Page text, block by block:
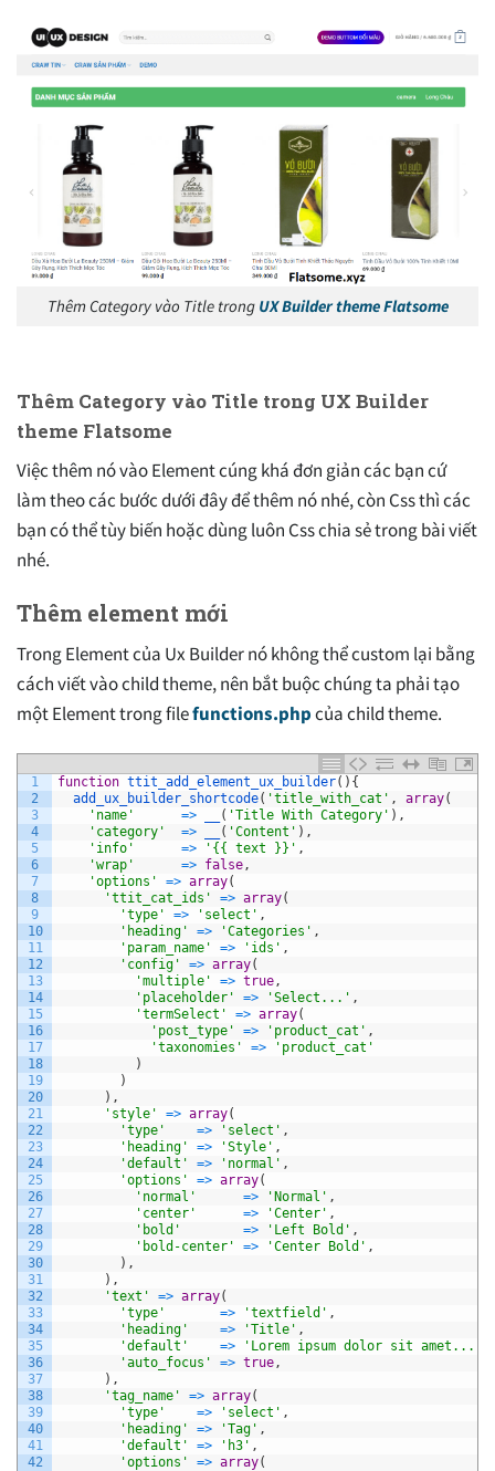
Thêm Category vào Title trongUX Builder theme Flatsome
Thêm Category vào Title trong UX Builder
theme Flatsome
Việc thêm nó vào Element cúng khá đơn giản các bạn cứ
làm theo các bước dưới đây để thêm nó nhé, còn Css thì các
bạn có thể tùy biến hoặc dùng luôn Css chia sẻ trong bài viết
nhé.
Thêm element mới
Trong Element của Ux Builder nó không thể custom lại bằng
cách viết vào child theme, nên bắt buộc chúng ta phải tạo
một Element trong filefunctions.phpcủa child theme.
1
2
3
4
5
6
7
8
9
10
11
12
13
14
15
16
17
18
19
20
21
22
23
24
25
26
27
28
29
30
31
32
33
34
35
36
37
38
39
40
41
42
function ttit_add_element_ux_builder( ) {
add_ux_builder_shortcode( 'title_with_cat' , array(
'name'
=> ( 'Title With Category' ) ,
'category'
=> ( 'Content' ) ,
'info'
=> '{{ text }}' ,
'wrap'
=> false,
'options'
=> array(
'ttit_cat_ids'
=> array(
'type'
=> 'select' ,
'heading'
=> 'Categories' ,
'param_name'
=> 'ids' ,
'config'
=> array(
'multiple'
=> true,
'placeholder'
=> 'Select...' ,
'termSelect'
=> array(
'post_type'
=> 'product_cat' ,
'taxonomies'
=>
'product_cat'
)
)
) ,
'style'
=> array(
'type'
=> 'select' ,
'heading'
=> 'Style' ,
'default'
=> 'normal' ,
'options'
=> array(
'normal'
=> 'Normal' ,
'center'
=> 'Center' ,
'bold'
=> 'Left Bold' ,
'bold-center'
=> 'Center Bold' ,
) ,
) ,
'text'
=> array(
'type'
=> 'textfield' ,
'heading'
=> 'Title' ,
'default'
=> 'Lorem ipsum dolor sit amet...'
'auto_focus'
=> true,
) ,
'tag_name'
=> array(
'type'
=> 'select' ,
'heading'
=> 'Tag' ,
'default'
=> 'h3' ,
'options'
=> array(